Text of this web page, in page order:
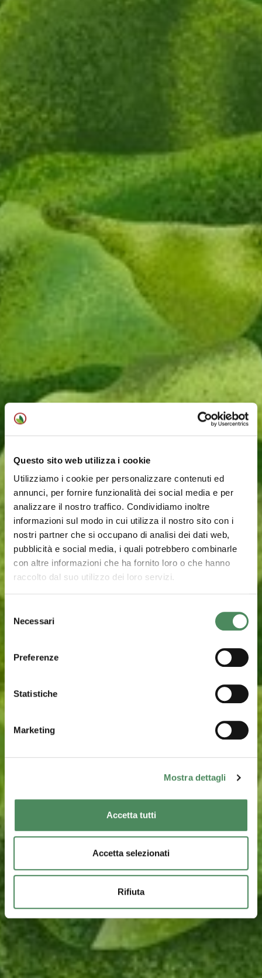
Questo sito web utilizza i cookie
Utilizziamo i cookie per personalizzare contenuti ed
annunci, per fornire funzionalità dei social media e per
analizzare il nostro traffico. Condividiamo inoltre
informazioni sul modo in cui utilizza il nostro sito con i
nostri partner che si occupano di analisi dei dati web,
pubblicità e social media, i quali potrebbero combinarle
con altre informazioni che ha fornito loro o che hanno
raccolto dal suo utilizzo dei loro servizi.
delNecessari
Preferenze
Statistiche
Marketing
Mostra dettagli
Accetta tutti
Accetta selezionati
Rifiuta